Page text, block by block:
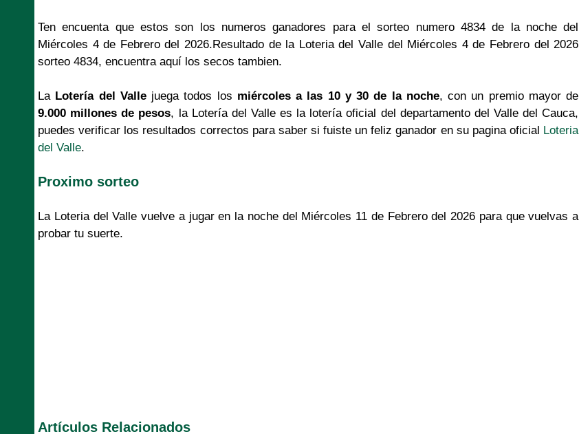
Ten encuenta que estos son los numeros ganadores para el sorteo numero 4834 de la noche del
Miércoles 4 de Febrero del 2026.Resultado de la Loteria del Valle del Miércoles 4 de Febrero del 2026
sorteo 4834, encuentra aquí los secos tambien.
La Lotería del Vallejuega todos los miércoles a las 10 y 30 de la noche, con un premio mayor de
9.000 millones de pesos, la Lotería del Valle es la lotería oficial del departamento del Valle del Cauca,
puedes verificar los resultados correctos para saber si fuiste un feliz ganador en su pagina oficial Loteria
del Valle.
Proximo sorteo
La Loteria del Valle vuelve a jugar en la noche del Miércoles 11 de Febrero del 2026 para que vuelvas a
probar tu suerte.
Artículos Relacionados